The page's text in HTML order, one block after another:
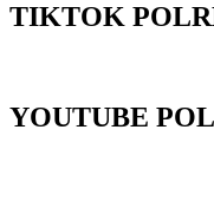
TIKTOK
YOUTUBE